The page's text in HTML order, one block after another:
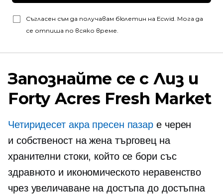
Съгласен съм да получавам бюлетин на Ecwid. Мога да
се отпиша по всяко време.
Запознайте се с Лиз и
Forty Acres Fresh Market
Четиридесет акра пресен пазар е черен
и собственост на женатърговец на
хранителни стоки, който се бори със
здравното и икономическото неравенство
чрез увеличаване на достъпа до достъпна